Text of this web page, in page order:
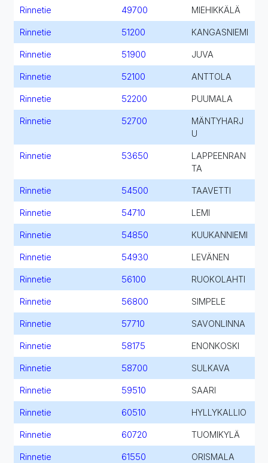
Rinnetie 49700 MIEHIKKÄLÄ
Rinnetie 51200 KANGASNIEMI
Rinnetie 51900 JUVA
Rinnetie 52100 ANTTOLA
Rinnetie 52200 PUUMALA
Rinnetie 52700
MÄNTYHARJ
U
Rinnetie 53650
LAPPEENRAN
TA
Rinnetie 54500 TAAVETTI
Rinnetie 54710 LEMI
Rinnetie 54850 KUUKANNIEMI
Rinnetie 54930 LEVÄNEN
Rinnetie 56100 RUOKOLAHTI
Rinnetie 56800 SIMPELE
Rinnetie 57710 SAVONLINNA
Rinnetie 58175 ENONKOSKI
Rinnetie 58700 SULKAVA
Rinnetie 59510 SAARI
Rinnetie 60510 HYLLYKALLIO
Rinnetie 60720 TUOMIKYLÄ
Rinnetie 61550 ORISMALA